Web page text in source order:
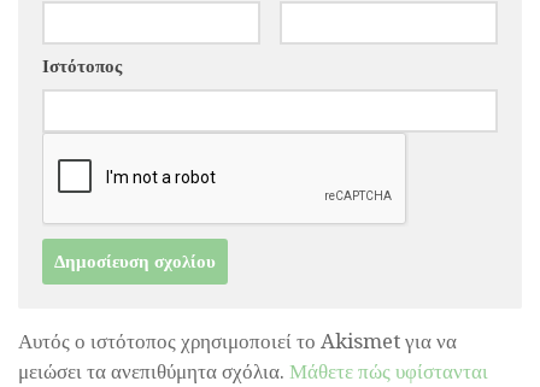
Ιστότοπος
Αυτός ο ιστότοπος χρησιμοποιεί το Akismet για να
μειώσει τα ανεπιθύμητα σχόλια. Μάθετε πώς υφίστανται